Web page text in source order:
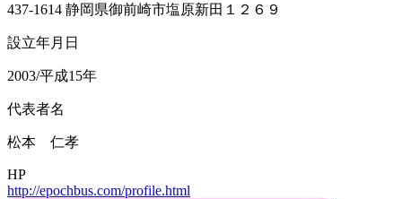
437-1614 静岡県御前崎市塩原新田１２６９
設立年月日
2003/平成15年
代表者名
松本 仁孝
HP
http://epochbus.com/profile.html